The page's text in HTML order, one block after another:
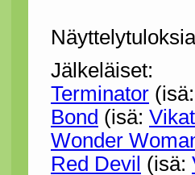
Jälkeläiset:
Terminator (isä:
Bond (isä:
Wonder
Red Devil (isä: